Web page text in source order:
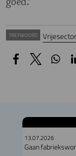
TREFWOORD
13.07.2026
Gaan